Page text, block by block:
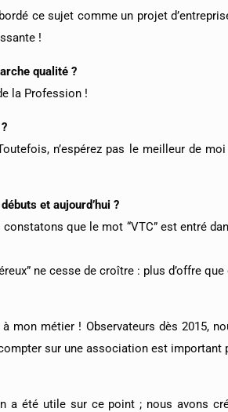
ce sujet comme un projet
!
qualité ?
la Profession !
n’espérez pas le meilleur de
et aujourd’hui ?
que le mot “VTC” est entré
ne cesse de croître : plus d’offre que
métier ! Observateurs dès 2015,
sur une association est
a été utile sur ce point ; nous avons